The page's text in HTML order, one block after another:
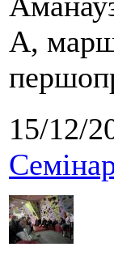
А,
15/12/